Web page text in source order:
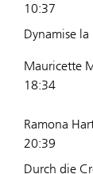
10:37
Dynamise la
Mauricette
18:34
Ramona
20:39
Durch die